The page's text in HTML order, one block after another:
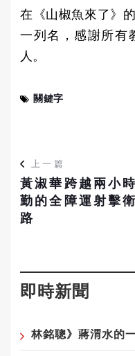
在《山椒魚來了》
一列名，感謝所有
人。
關鍵字
上一篇
黃淑華跨越兩小
勤的全障運射擊
路
即時新聞
林銘聰》蔣渭水的